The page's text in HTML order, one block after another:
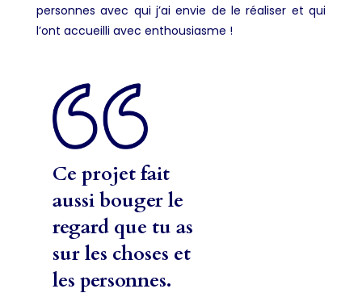
personnes avec qui j’ai envie de le réaliser et qui
l’ont accueilli avec enthousiasme !
Ce projet fait
aussi bouger le
regard que tu as
sur les choses et
les personnes.